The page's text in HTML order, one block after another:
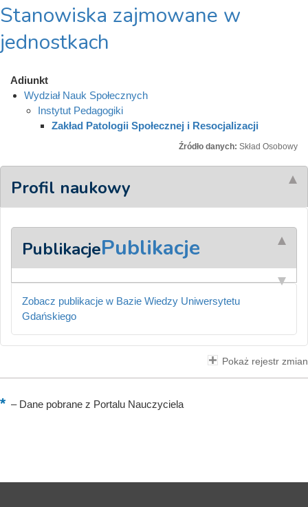
Stanowiska zajmowane w
jednostkach
Adiunkt
Wydział Nauk Społecznych
Instytut Pedagogiki
Zakład Patologii Społecznej i Resocjalizacji
Źródło danych: Skład Osobowy
Profil naukowy
PublikacjePublikacje
Zobacz publikacje w Bazie Wiedzy Uniwersytetu
Gdańskiego
Pokaż rejestr zmian
–Dane pobrane z Portalu Nauczyciela